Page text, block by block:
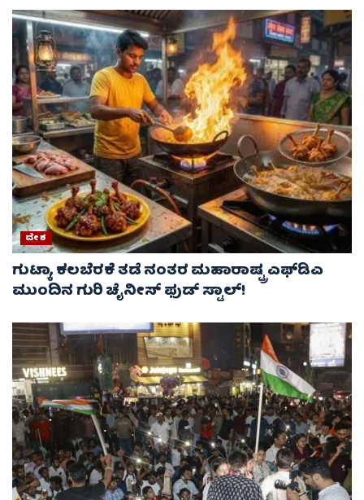
ದೇಶ
ಗುಟ್ಕಾ, ಕಲಬೆರಕೆ ತಡೆ ನಂತರ ಮಹಾರಾಷ್ಟ್ರ ಎಫ್‌ಡಿಎ
ಮುಂದಿನ ಗುರಿ ಚೈನೀಸ್ ಫುಡ್ ಸ್ಟಾಲ್‌!